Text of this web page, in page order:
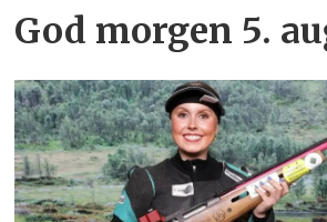
God morgen 5.